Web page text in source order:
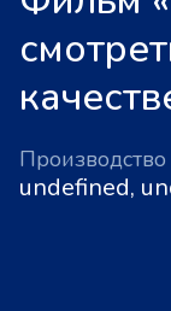
Производство
undefined,